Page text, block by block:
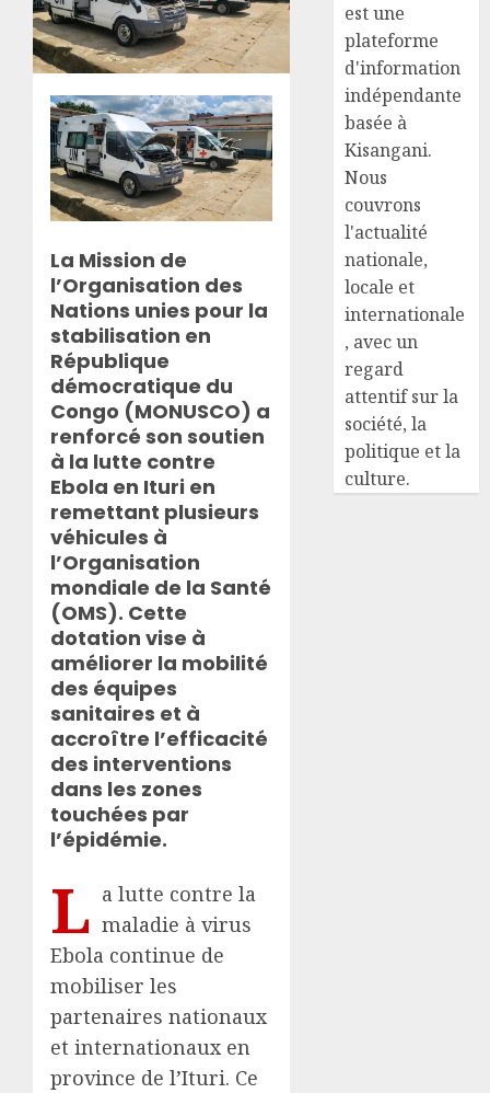
La Mission de
l’Organisation des
Nations unies pour la
stabilisation en
République
démocratique du
Congo (MONUSCO) a
renforcé son soutien
à la lutte contre
Ebola en Ituri en
remettant plusieurs
véhicules à
l’Organisation
mondiale de la Santé
(OMS). Cette
dotation vise à
améliorer la mobilité
des équipes
sanitaires et à
accroître l’efficacité
des interventions
dans les zones
touchées par
l’épidémie.
L a lutte contre la
maladie à virus
Ebola continue de
mobiliser les
partenaires nationaux
et internationaux en
province de l’Ituri. Ce
est une
plateforme
d'information
indépendante
basée à
Kisangani.
Nous
couvrons
l'actualité
nationale,
locale et
internationale
, avec un
regard
attentif sur la
société, la
politique et la
culture.